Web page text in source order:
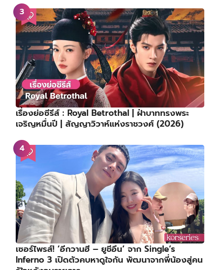
เรื่องย่อซีรีส์ : Royal Betrothal | ฝ่าบาททรงพระ
เจริญหมื่นปี | สัญญาวิวาห์แห่งราชวงศ์ (2026)
เซอร์ไพรส์! ‘อีกวานฮี – ยูชีอึน’ จาก Single’s
Inferno 3 เปิดตัวคบหาดูใจกัน พัฒนาจากพี่น้องสู่คน